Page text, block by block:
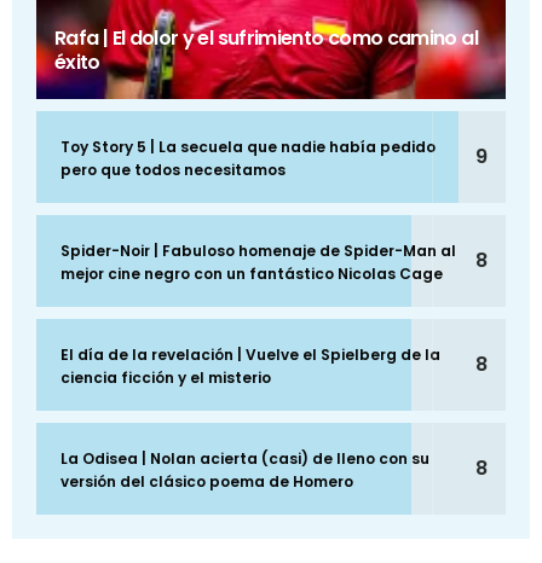
Rafa | El dolor y el sufrimiento como camino al
éxito
Toy Story 5 | La secuela que nadie había pedido
pero que todos necesitamos
9
Spider-Noir | Fabuloso homenaje de Spider-Man al
mejor cine negro con un fantástico Nicolas Cage
8
El día de la revelación | Vuelve el Spielberg de la
ciencia ficción y el misterio
8
La Odisea | Nolan acierta (casi) de lleno con su
versión del clásico poema de Homero
8